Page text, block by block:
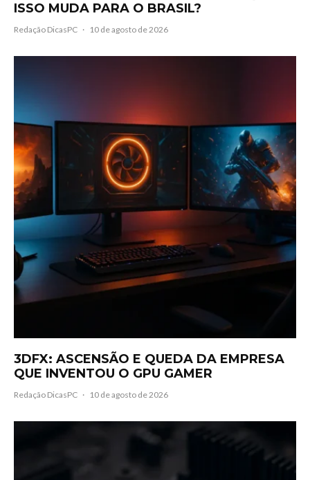
ISSO MUDA PARA O BRASIL?
Redação DicasPC · 10 de agosto de 2026
3DFX: ASCENSÃO E QUEDA DA EMPRESA
QUE INVENTOU O GPU GAMER
Redação DicasPC · 10 de agosto de 2026